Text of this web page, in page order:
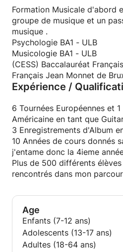
différents et variés soient-ils
de les apprendre et donc
codes et leurs secrets.
Vous pouvez jouer sur une
disposition pour le cours, et
amener la vôtre si vous le
Le cours peut être donné
cordes/8 cordes.
Pour en finir j'aimerais
que je suis professionnel,
musicien et d'enseignant, je
pour répondre via message,
voire même pour le cours
contactent en dehors des
un conseil sur une notion
Les objectifs généraux du
----Accorder/Régler et
*Standard Tuning
Formation Musicale d'abord
groupe de musique et un
musique .
Psychologie BA1 - ULB
Musicologie BA1 - ULB
(CESS) Baccalauréat
Français Jean Monnet de
Expérience /
6 Tournées Européennes et
Américaine en tant que
3 Enregistrements d'Album
10 Années de cours donnés sans interruption (
j'entame donc la 4ieme
Plus de 500 différents
rencontrés dans mon
Age
Enfants (7-12 ans)
Adolescents (13-17 ans)
Adultes (18-64 ans)